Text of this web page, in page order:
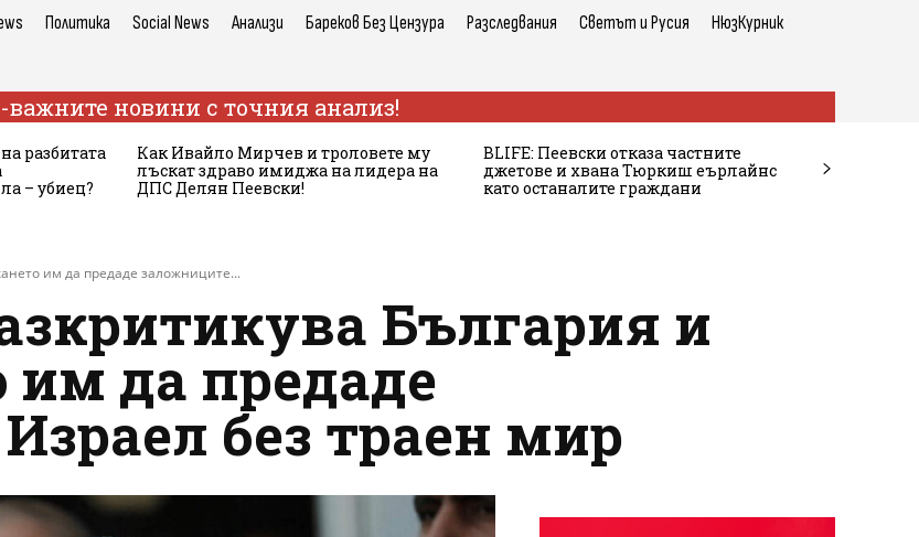
Политика Social News Анализи Бареков Без Цензура Разследвания Светът и Русия НюзКурник
важните новини с точния анализ!
разбитата
– убиец?
Как Ивайло Мирчев и троловете му
лъскат здраво имиджа на лидера на
ДПС Делян Пеевски!
BLIFE: Пеевски отказа частните
джетове и хвана Тюркиш еърлайнс
като останалите граждани
им да предаде заложниците...
България и
да предаде
без траен мир